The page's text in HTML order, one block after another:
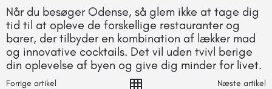
Når du besøger Odense, så glem ikke at tage dig
tid til at opleve de forskellige restauranter og
barer, der tilbyder en kombination af lækker mad
og innovative cocktails. Det vil uden tvivl berige
din oplevelse af byen og give dig minder for livet.
Forrige artikel Næste artikel